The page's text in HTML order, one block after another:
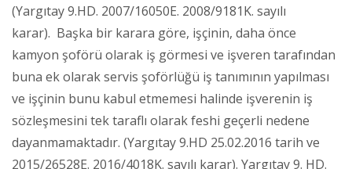
(Yargıtay 9.HD. 2007/16050E. 2008/9181K. sayılı
karar). Başka bir karara göre, işçinin, daha önce
kamyon şoförü olarak iş görmesi ve işveren tarafından
buna ek olarak servis şoförlüğü iş tanımının yapılması
ve işçinin bunu kabul etmemesi halinde işverenin iş
sözleşmesini tek taraflı olarak feshi geçerli nedene
dayanmamaktadır. (Yargıtay 9.HD 25.02.2016 tarih ve
2015/26528E. 2016/4018K. sayılı karar). Yargıtay 9. HD.